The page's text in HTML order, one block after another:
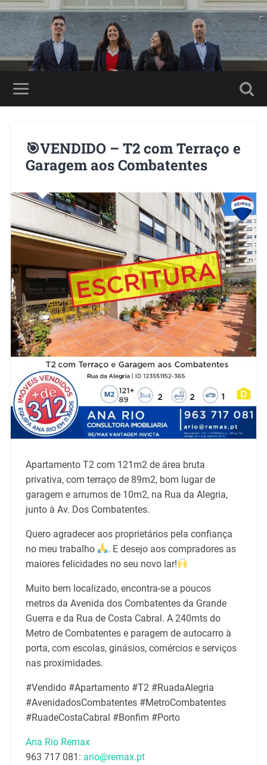
🎯VENDIDO – T2 com Terraço e
Garagem aos Combatentes
Apartamento T2 com 121m2 de área bruta
privativa, com terraço de 89m2, bom lugar de
garagem e arrumos de 10m2, na Rua da Alegria,
junto à Av. Dos Combatentes.
Quero agradecer aos proprietários pela confiança
no meu trabalho
. E desejo aos compradores as
maiores felicidades no seu novo lar!
Muito bem localizado, encontra-se a poucos
metros da Avenida dos Combatentes da Grande
Guerra e da Rua de Costa Cabral. A 240mts do
Metro de Combatentes e paragem de autocarro à
porta, com escolas, ginásios, comércios e serviços
nas proximidades.
#Vendido #Apartamento #T2 #RuadaAlegria
#AvenidadosCombatentes #MetroCombatentes
#RuadeCostaCabral #Bonfim #Porto
Ana Rio Remax
963 717 081: ario@remax.pt